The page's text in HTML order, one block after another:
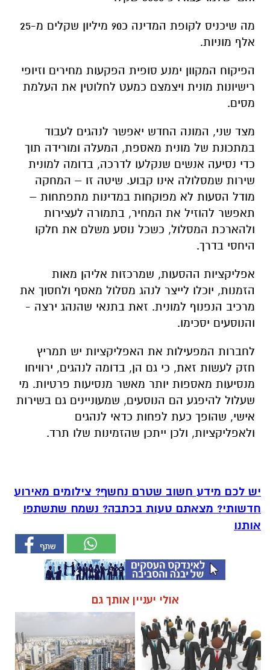
מה שיכניס לקופת המדינה כ90 מיליון שקלים מ-25
אלף מוניות.
הפיקוח המקוון ימנע סופית הפקעות מחירים וזיופי
רישיונות מונית ויצמצם כמעט לחלוטין את העלמת
מסים.
מצד שני, המונה החדש יאפשר לנהגים לעבוד
במתכונת של מונית מאספת, המעלה ומורידה תוך
כדי נסיעה אנשים שנקלעו לדרכה, בדומה למונית
שירות שמסלולה אינו קבוע. שיטה זו – המחקה
מודל הסעות לא מפוקחות במדינות מתפתחות –
תאפשר להוזיל את המחיר, בתמורה לעצירות
ולהארכת המסלול, כשכל נוסע משלם את חלקו
היחסי בדרך.
אפליקציות ההסעות, שמרכזות אליהן מאות
הזמנות, יוכלו לייצר לנהג מסלול מאסף ולחסוך את
מרכיב הנפנוף למונית. זאת בתנאי שהנהג ירצה -
והנוסעים יסכימו.
לחברות המפעילות את האפליקציות יש תמריץ
חזק לעשות זאת, כי גם הן, בדומה לנהגים, ירוויחו
מנסיעות מאספות יותר מאשר מנסיעות פרטיות. מי
שעלול להיפגע הם הנוסעים, שמעוניינים גם בשירות
אישי, שהופך כעת לפחות כדאי לנהגים
ולאפליקציות, ולכן ייתכן שהזמינות שלו תרד.
יש לכם מידע חשוב שטרם נחשף? צילומים מאירוע
חדשותי? מצאתם טעות בכתבה? נשמח שתשתפו
אותנו
אולי יעניין אותך גם